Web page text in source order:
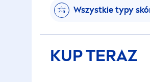
Wszystkie typy
KUP TERAZ